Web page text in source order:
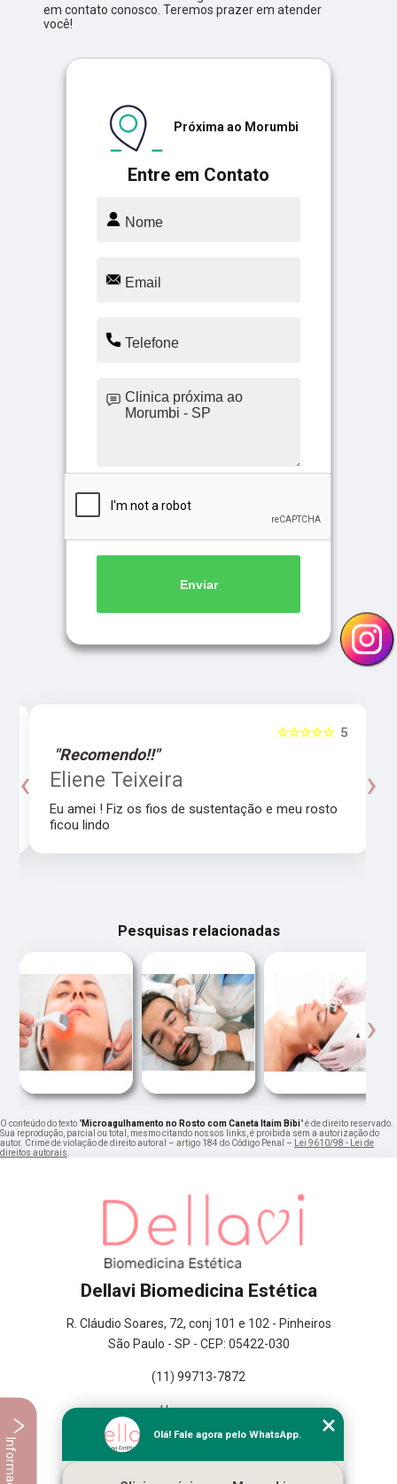
em contato conosco. Teremos prazer em atender
você!
Entre em Contato
Próxima ao Morumbi
Enviar
5
☆☆☆☆☆
"Recomendo!!"
Eliene Teixeira
Eu amei ! Fiz os fios de sustentação e meu rosto
ficou lindo
‹ ›
Pesquisas relacionadas
‹ ›
O conteúdo do texto "Microagulhamento no Rosto com Caneta Itaim Bibi" é de direito reservado.
Sua reprodução, parcial ou total, mesmo citando nossos links, é proibida sem a autorização do
autor. Crime de violação de direito autoral – artigo 184 do Código Penal – Lei 9610/98 - Lei de
direitos autorais.
Dellavi Biomedicina Estética
R. Cláudio Soares, 72, conj 101 e 102 - Pinheiros
São Paulo - SP - CEP: 05422-030
(11) 99713-7872
Home
Empresa
Olá! Fale agora pelo WhatsApp.